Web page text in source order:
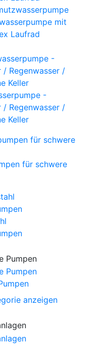
mit
Laufrad
-
/ Regenwasser /
Keller
für schwere
anzeigen